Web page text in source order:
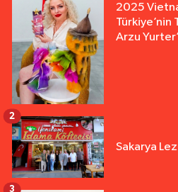
2025
Türkiye’nin
Arzu
Sakarya
2
3